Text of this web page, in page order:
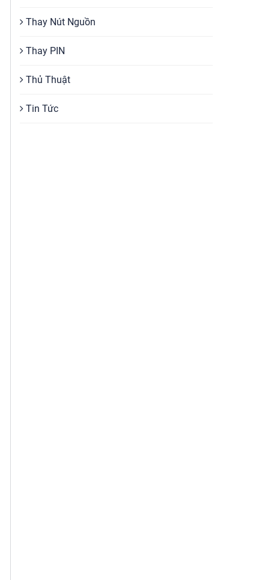
Thay Nút Nguồn
Thay PIN
Thủ Thuật
Tin Tức